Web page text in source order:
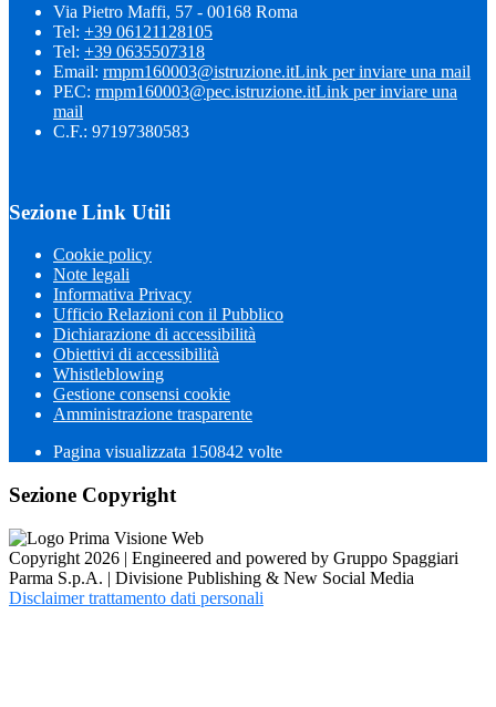
Via Pietro Maffi, 57 - 00168 Roma
Tel: +39 06121128105
Tel: +39 0635507318
Email: rmpm160003@istruzione.itLink per inviare una mail
PEC: rmpm160003@pec.istruzione.itLink per inviare una
mail
C.F.: 97197380583
Sezione Link Utili
Cookie policy
Note legali
Informativa Privacy
Ufficio Relazioni con il Pubblico
Dichiarazione di accessibilità
Obiettivi di accessibilità
Whistleblowing
Gestione consensi cookie
Amministrazione trasparente
Pagina visualizzata 150842 volte
Sezione Copyright
Copyright 2026 | Engineered and powered by Gruppo Spaggiari
Parma S.p.A. | Divisione Publishing & New Social Media
Disclaimer trattamento dati personali